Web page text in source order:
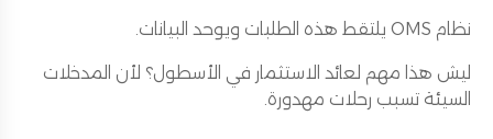
نظام OMS يلتقط هذه الطلبات ويوحد البيانات.
ليش هذا مهم لعائد الاستثمار في الأسطول؟ لأن المدخلات
السيئة تسبب رحلات مهدورة.